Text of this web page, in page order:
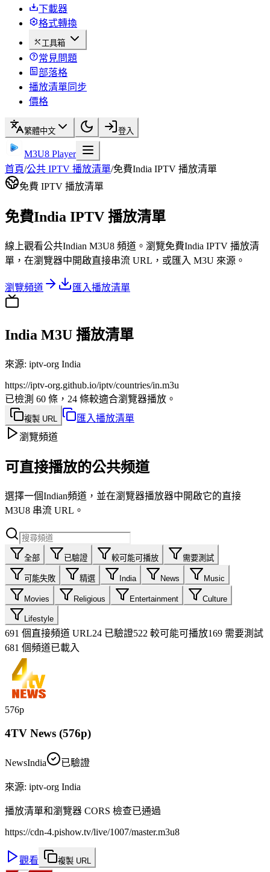
下載器
格式轉換
工具箱
常見問題
部落格
播放清單同步
價格
繁體中文 登入
M3U8 Player
首頁/公共 IPTV 播放清單/免費India IPTV 播放清單
免費 IPTV 播放清單
免費India IPTV 播放清單
線上觀看公共Indian M3U8 頻道。瀏覽免費India IPTV 播放清
單，在瀏覽器中開啟直接串流 URL，或匯入 M3U 來源。
瀏覽頻道 匯入播放清單
India M3U 播放清單
來源: iptv-org India
https://iptv-org.github.io/iptv/countries/in.m3u
已檢測 60 條，24 條較適合瀏覽器播放。
複製 URL
匯入播放清單
瀏覽頻道
可直接播放的公共频道
選擇一個Indian頻道，並在瀏覽器播放器中開啟它的直接
M3U8 串流 URL。
全部 已驗證 較可能可播放 需要測試
可能失敗 精選 India News Music
Movies Religious Entertainment Culture
Lifestyle
691 個直接頻道 URL24 已驗證522 較可能可播放169 需要測試
681 個頻道已載入
576p
4TV News (576p)
NewsIndia 已驗證
來源: iptv-org India
播放清單和瀏覽器 CORS 檢查已通過
https://cdn-4.pishow.tv/live/1007/master.m3u8
觀看 複製 URL